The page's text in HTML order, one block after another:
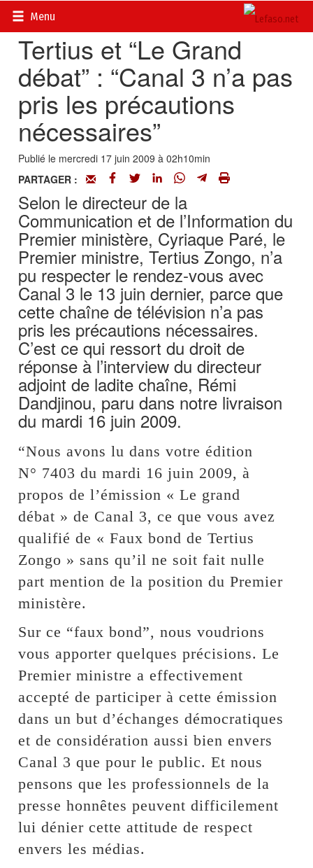
Menu
Accueil>
Tertius et “Le Grand
débat” : “Canal 3 n’a pas
pris les précautions
nécessaires”
Publié le mercredi 17 juin 2009 à 02h10min
PARTAGER :
Selon le directeur de la
Communication et de l’Information du
Premier ministère, Cyriaque Paré, le
Premier ministre, Tertius Zongo, n’a
pu respecter le rendez-vous avec
Canal 3 le 13 juin dernier, parce que
cette chaîne de télévision n’a pas
pris les précautions nécessaires.
C’est ce qui ressort du droit de
réponse à l’interview du directeur
adjoint de ladite chaîne, Rémi
Dandjinou, paru dans notre livraison
du mardi 16 juin 2009.
“Nous avons lu dans votre édition
N° 7403 du mardi 16 juin 2009, à
propos de l’émission « Le grand
débat » de Canal 3, ce que vous avez
qualifié de « Faux bond de Tertius
Zongo » sans qu’il ne soit fait nulle
part mention de la position du Premier
ministère.
Sur ce “faux bond”, nous voudrions
vous apporter quelques précisions. Le
Premier ministre a effectivement
accepté de participer à cette émission
dans un but d’échanges démocratiques
et de considération aussi bien envers
Canal 3 que pour le public. Et nous
pensons que les professionnels de la
presse honnêtes peuvent difficilement
lui dénier cette attitude de respect
envers les médias.